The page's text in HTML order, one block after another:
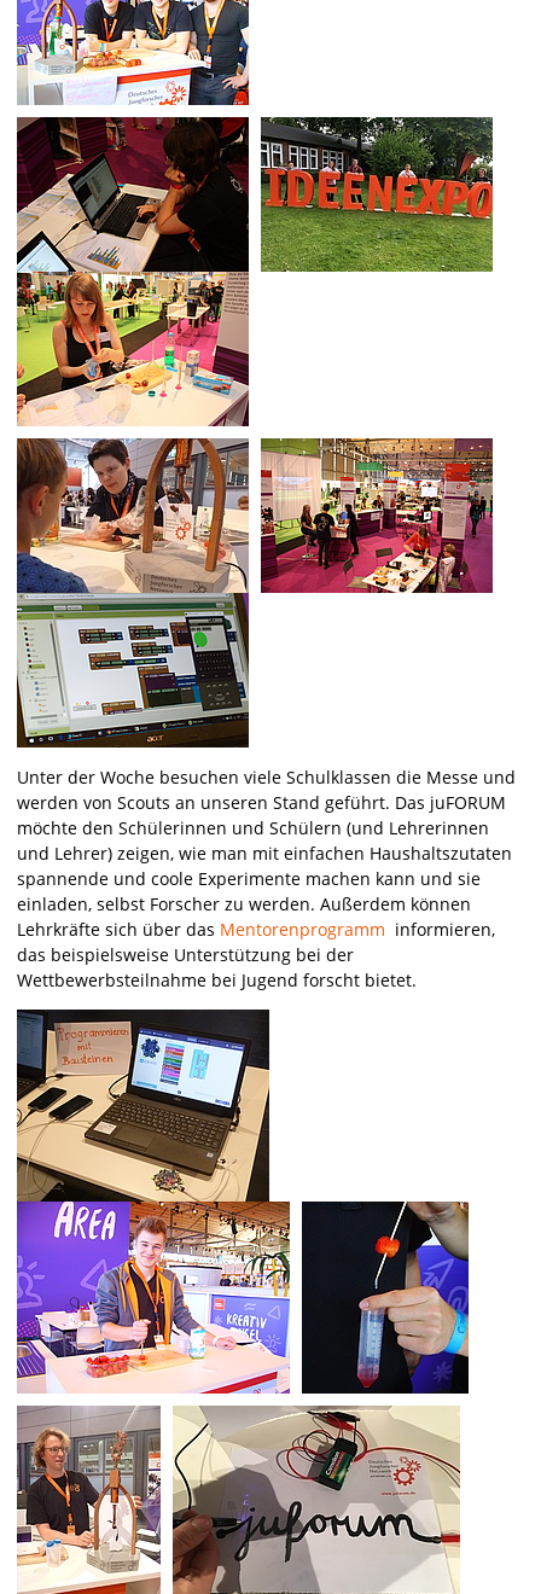
Unter der Woche besuchen viele Schulklassen die Messe und
werden von Scouts an unseren Stand geführt. Das juFORUM
möchte den Schülerinnen und Schülern (und Lehrerinnen
und Lehrer) zeigen, wie man mit einfachen Haushaltszutaten
spannende und coole Experimente machen kann und sie
einladen, selbst Forscher zu werden. Außerdem können
Lehrkräfte sich über das Mentorenprogramm informieren,
das beispielsweise Unterstützung bei der
Wettbewerbsteilnahme bei Jugend forscht bietet.